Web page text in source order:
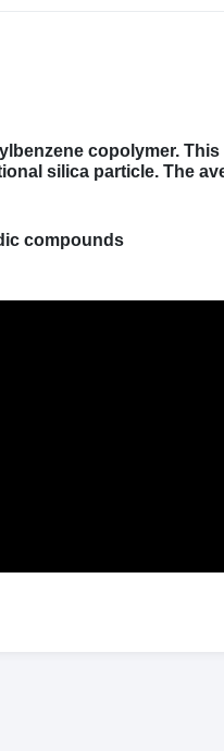
copolymer.
silica particle. The
compounds